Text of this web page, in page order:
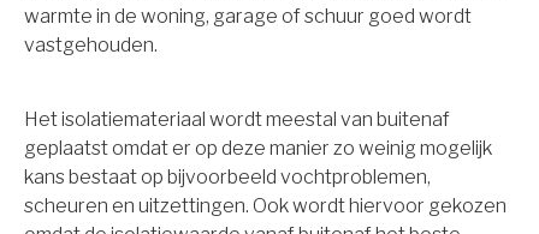
warmte in de woning, garage of schuur goed wordt
vastgehouden.
Het isolatiemateriaal wordt meestal van buitenaf
geplaatst omdat er op deze manier zo weinig mogelijk
kans bestaat op bijvoorbeeld vochtproblemen,
scheuren en uitzettingen. Ook wordt hiervoor gekozen